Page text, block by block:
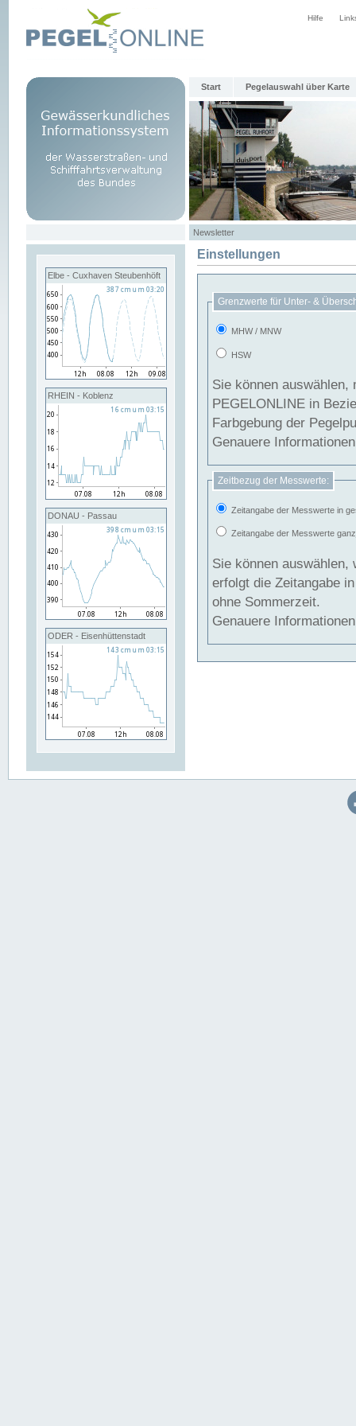
Hilfe
Start Pegelauswahl über Karte
Newsletter
Elbe - Cuxhaven Steubenhöft
RHEIN - Koblenz
DONAU - Passau
ODER - Eisenhüttenstadt
Einstellungen
Grenzwerte für Unter- &
MHW / MNW
HSW
Sie können
PEGELONLINE in Beziehung
Farbgebung der
Genauere
Zeitbezug der Messwerte:
Zeitangabe der Messwerte in
Zeitangabe der Messwerte
Sie können auswählen,
erfolgt die Zeitangabe
ohne Sommerzeit.
Genauere